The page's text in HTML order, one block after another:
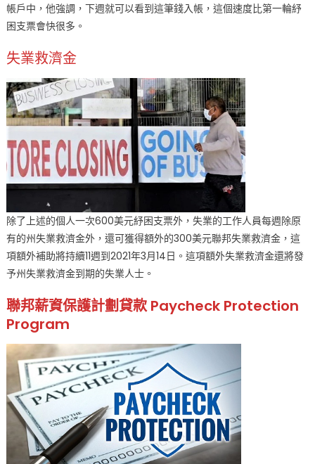
帳戶中，他強調，下週就可以看到這筆錢入帳，這個速度比第一輪紓
困支票會快很多。
失業救濟金
除了上述的個人一次600美元紓困支票外，失業的工作人員每週除原
有的州失業救濟金外，還可獲得額外的300美元聯邦失業救濟金，這
項額外補助將持續11週到2021年3月14日。這項額外失業救濟金還將發
予州失業救濟金到期的失業人士。
聯邦薪資保護計劃貸款 Paycheck Protection
Program